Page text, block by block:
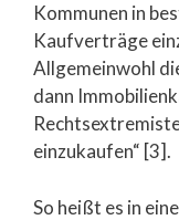
Kommunen in
Kaufverträge
Allgemeinwohl
dann
einzukaufen“ [3].
So heißt es in